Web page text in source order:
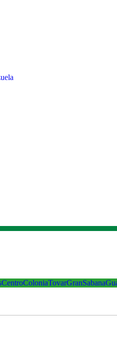
CentroColoniaTovarGranSabana